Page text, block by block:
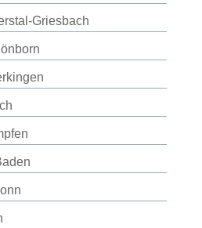
Griesbach